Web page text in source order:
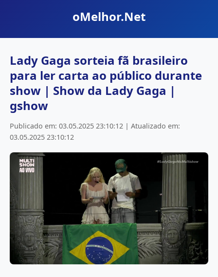
oMelhor.Net
Lady Gaga sorteia fã brasileiro
para ler carta ao público durante
show | Show da Lady Gaga |
gshow
Publicado em: 03.05.2025 23:10:12 | Atualizado em:
03.05.2025 23:10:12